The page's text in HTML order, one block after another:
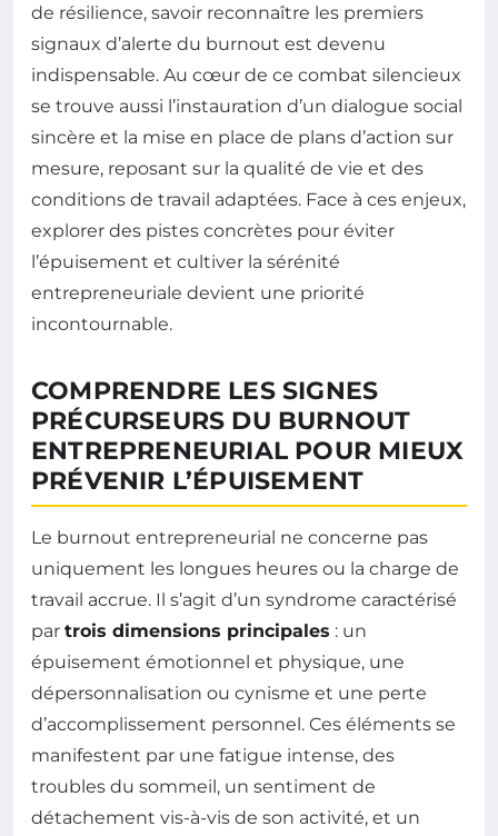
de résilience, savoir reconnaître les premiers
signaux d’alerte du burnout est devenu
indispensable. Au cœur de ce combat silencieux
se trouve aussi l’instauration d’un dialogue social
sincère et la mise en place de plans d’action sur
mesure, reposant sur la qualité de vie et des
conditions de travail adaptées. Face à ces enjeux,
explorer des pistes concrètes pour éviter
l’épuisement et cultiver la sérénité
entrepreneuriale devient une priorité
incontournable.
COMPRENDRE LES SIGNES
PRÉCURSEURS DU BURNOUT
ENTREPRENEURIAL POUR MIEUX
PRÉVENIR L’ÉPUISEMENT
Le burnout entrepreneurial ne concerne pas
uniquement les longues heures ou la charge de
travail accrue. Il s’agit d’un syndrome caractérisé
par trois dimensions principales : un
épuisement émotionnel et physique, une
dépersonnalisation ou cynisme et une perte
d’accomplissement personnel. Ces éléments se
manifestent par une fatigue intense, des
troubles du sommeil, un sentiment de
détachement vis-à-vis de son activité, et un